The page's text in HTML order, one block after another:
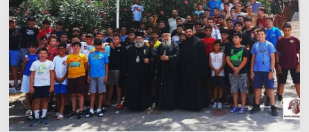
περίοδο
των
αγοριών
ολοκληρώθηκαν
οι
φετινές